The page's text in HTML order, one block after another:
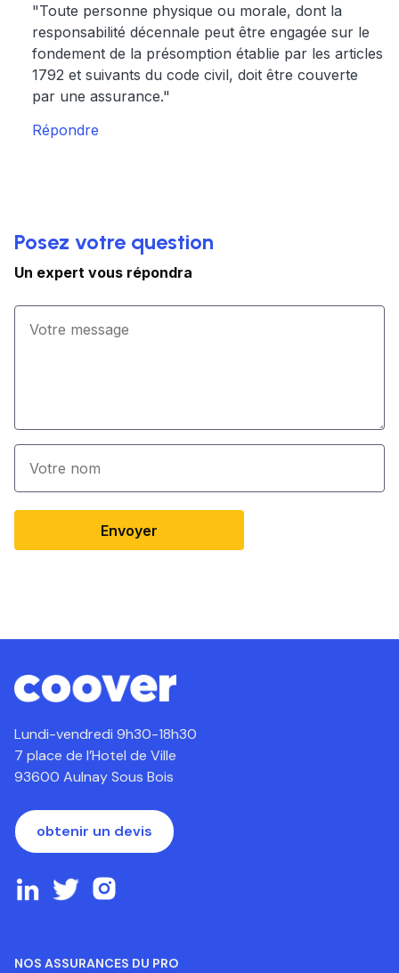
"Toute personne physique ou morale, dont la
responsabilité décennale peut être engagée sur le
fondement de la présomption établie par les articles
1792 et suivants du code civil, doit être couverte
par une assurance."
Répondre
Posez votre question
Un expert vous répondra
Envoyer
Lundi-vendredi 9h30-18h30
7 place de l’Hotel de Ville
93600 Aulnay Sous Bois
obtenir un devis
NOS ASSURANCES DU PRO